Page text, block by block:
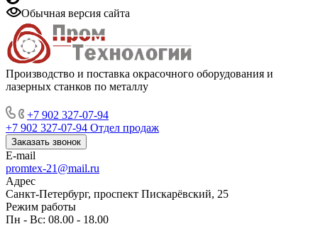
Обычная версия сайта
Производство и поставка окрасочного оборудования и
лазерных станков по металлу
+7 902 327-07-94
+7 902 327-07-94 Отдел продаж
Заказать звонок
E-mail
promtex-21@mail.ru
Адрес
Санкт-Петербург, проспект Пискарёвский, 25
Режим работы
Пн - Вс: 08.00 - 18.00